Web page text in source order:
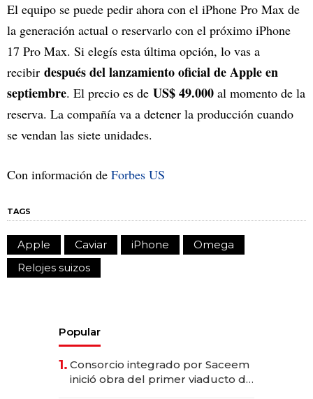
El equipo se puede pedir ahora con el iPhone Pro Max de
la generación actual o reservarlo con el próximo iPhone
17 Pro Max. Si elegís esta última opción, lo vas a
recibir después del lanzamiento oficial de Apple en
septiembre. El precio es de US$ 49.000 al momento de la
reserva. La compañía va a detener la producción cuando
se vendan las siete unidades.
Con información de Forbes US
TAGS
Apple Caviar iPhone
Omega
Relojes suizos
Popular
1. Consorcio integrado por Saceem
inició obra del primer viaducto de